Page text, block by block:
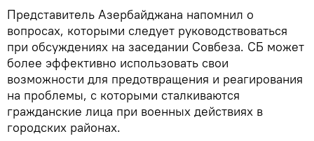
Представитель Азербайджана напомнил о
вопросах, которыми следует руководствоваться
при обсуждениях на заседании Совбеза. СБ может
более эффективно использовать свои
возможности для предотвращения и реагирования
на проблемы, с которыми сталкиваются
гражданские лица при военных действиях в
городских районах.